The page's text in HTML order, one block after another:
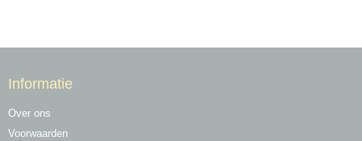
Informatie
Over ons
Voorwaarden